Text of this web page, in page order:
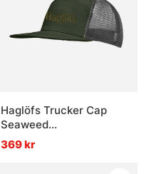
Haglöfs Trucker Cap
Seaweed
Green/Magnetite
369 kr